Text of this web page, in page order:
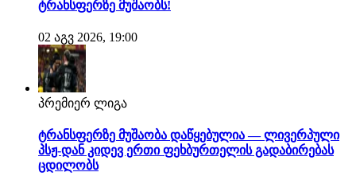
ტრანსფერზე მუშაობს!
02 აგვ 2026, 19:00
პრემიერ ლიგა
ტრანსფერზე მუშაობა დაწყებულია — ლივერპული
პსჟ-დან კიდევ ერთი ფეხბურთელის გადაბირებას
ცდილობს